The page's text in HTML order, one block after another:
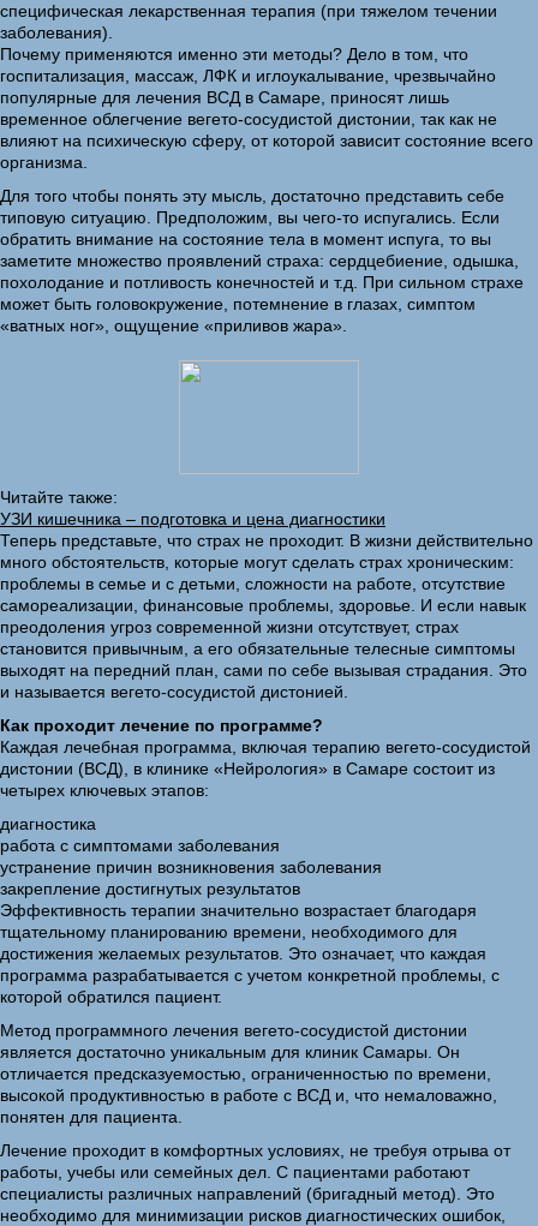
специфическая лекарственная терапия (при тяжелом течении
заболевания).
Почему применяются именно эти методы? Дело в том, что
госпитализация, массаж, ЛФК и иглоукалывание, чрезвычайно
популярные для лечения ВСД в Самаре, приносят лишь
временное облегчение вегето-сосудистой дистонии, так как не
влияют на психическую сферу, от которой зависит состояние всего
организма.
Для того чтобы понять эту мысль, достаточно представить себе
типовую ситуацию. Предположим, вы чего-то испугались. Если
обратить внимание на состояние тела в момент испуга, то вы
заметите множество проявлений страха: сердцебиение, одышка,
похолодание и потливость конечностей и т.д. При сильном страхе
может быть головокружение, потемнение в глазах, симптом
«ватных ног», ощущение «приливов жара».
Читайте также:
УЗИ кишечника – подготовка и цена диагностики
Теперь представьте, что страх не проходит. В жизни действительно
много обстоятельств, которые могут сделать страх хроническим:
проблемы в семье и с детьми, сложности на работе, отсутствие
самореализации, финансовые проблемы, здоровье. И если навык
преодоления угроз современной жизни отсутствует, страх
становится привычным, а его обязательные телесные симптомы
выходят на передний план, сами по себе вызывая страдания. Это
и называется вегето-сосудистой дистонией.
Как проходит лечение по программе?
Каждая лечебная программа, включая терапию вегето-сосудистой
дистонии (ВСД), в клинике «Нейрология» в Самаре состоит из
четырех ключевых этапов:
диагностика
работа с симптомами заболевания
устранение причин возникновения заболевания
закрепление достигнутых результатов
Эффективность терапии значительно возрастает благодаря
тщательному планированию времени, необходимого для
достижения желаемых результатов. Это означает, что каждая
программа разрабатывается с учетом конкретной проблемы, с
которой обратился пациент.
Метод программного лечения вегето-сосудистой дистонии
является достаточно уникальным для клиник Самары. Он
отличается предсказуемостью, ограниченностью по времени,
высокой продуктивностью в работе с ВСД и, что немаловажно,
понятен для пациента.
Лечение проходит в комфортных условиях, не требуя отрыва от
работы, учебы или семейных дел. С пациентами работают
специалисты различных направлений (бригадный метод). Это
необходимо для минимизации рисков диагностических ошибок,